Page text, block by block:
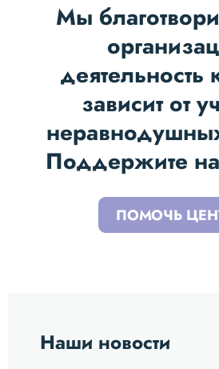
Мы
деятельность
зависит от
Поддержите
ПОМОЧЬ
Наши новости